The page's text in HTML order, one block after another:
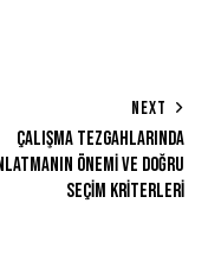
NEXT
ÇALIŞMA TEZGAHLARINDA
ÖNEMI VE DOĞRU
SEÇIM KRITERLERI